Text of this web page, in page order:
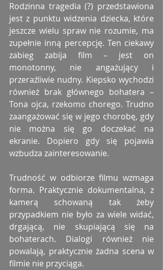
Rodzinna tragedia (?) przedstawiona
jest z punktu widzenia dziecka, które
jeszcze wielu spraw nie rozumie, ma
zupełnie inną percepcję. Ten ciekawy
zabieg zabija film – jest on
monotonny, nie angażujący i
przeraźliwie nudny. Kiepsko wychodzi
również brak głównego bohatera –
Tona ojca, rzekomo chorego. Trudno
zaangażować się w jego chorobę, gdy
nie można się go doczekać na
ekranie. Dopiero gdy się pojawia
wzbudza zainteresowanie.
Trudność w odbiorze filmu wzmaga
forma. Praktycznie dokumentalna, z
kamerą schowaną tak żeby
przypadkiem nie było za wiele widać,
drgającą, nie skupiającą się na
bohaterach. Dialogi również nie
powalają, praktycznie żadna scena w
filmie nie przyciąga.